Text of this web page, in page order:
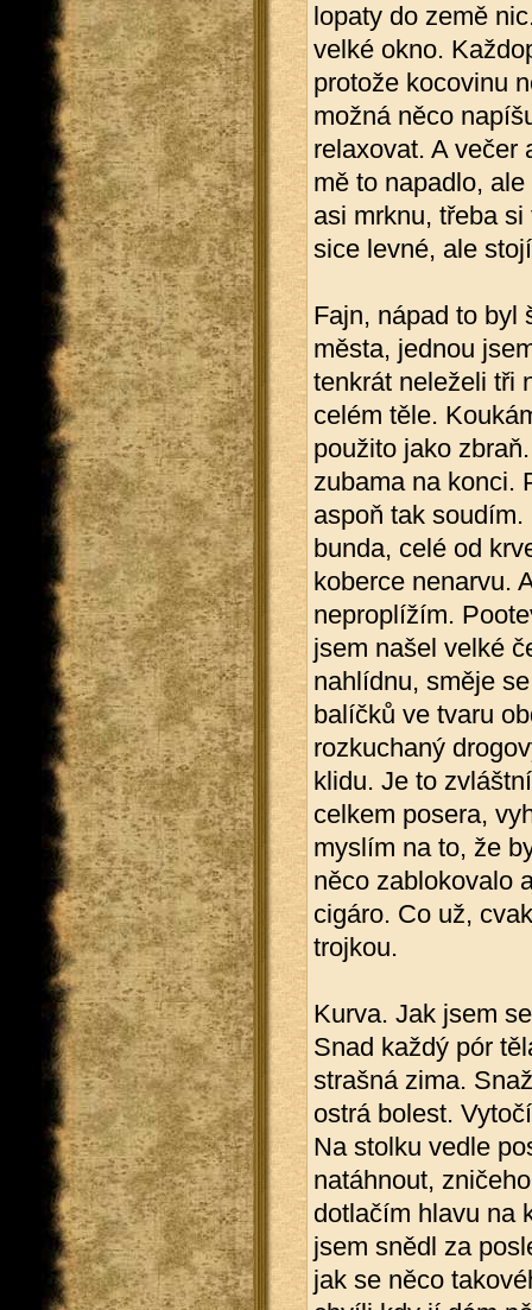
lopaty do země
velké okno.
protože kocovinu
možná něco
relaxovat. A večer
mě to napadlo,
asi mrknu, třeba
sice levné, ale
Fajn, nápad to byl
města, jednou
tenkrát neleželi tři
celém těle.
použito jako
zubama na konci.
aspoň tak
bunda, celé od
koberce nenarvu.
neproplížím.
jsem našel velké
nahlídnu, směje
balíčků ve tvaru
rozkuchaný
klidu. Je to
celkem posera,
myslím na to, že
něco zablokovalo
cigáro. Co už,
trojkou.
Kurva. Jak jsem
Snad každý pór
strašná zima.
ostrá bolest.
Na stolku vedle
natáhnout,
dotlačím hlavu na
jsem snědl za
jak se něco